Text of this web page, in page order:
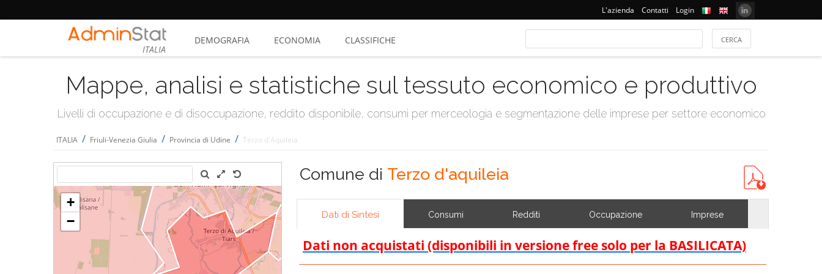
L'azienda Contatti Login
ITALIA
DEMOGRAFIA ECONOMIA CLASSIFICHE
Mappe, analisi e statistiche sul tessuto economico e produttivo
Livelli di occupazione e di disoccupazione, reddito disponibile, consumi per merceologia e segmentazione delle imprese per settore economico
ITALIA / Friuli-Venezia Giulia / Provincia di Udine / Terzo d'Aquileia
Comune di Terzo d'aquileia
Dati di Sintesi Consumi Redditi Occupazione Imprese
Dati non acquistati (disponibili in versione free solo per la BASILICATA)